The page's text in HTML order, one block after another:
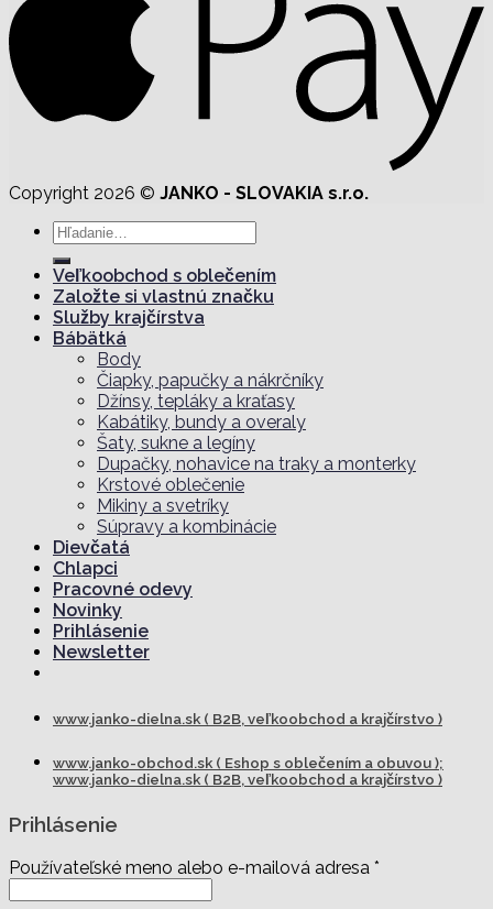
Copyright 2026 © JANKO - SLOVAKIA s.r.o.
Hľadať:
Veľkoobchod s oblečením
Založte si vlastnú značku
Služby krajčírstva
Bábätká
Body
Čiapky, papučky a nákrčníky
Džínsy, tepláky a kraťasy
Kabátiky, bundy a overaly
Šaty, sukne a legíny
Dupačky, nohavice na traky a monterky
Krstové oblečenie
Mikiny a svetríky
Súpravy a kombinácie
Dievčatá
Chlapci
Pracovné odevy
Novinky
Prihlásenie
Newsletter
www.janko-dielna.sk ( B2B, veľkoobchod a krajčírstvo )
www.janko-obchod.sk ( Eshop s oblečením a obuvou );
www.janko-dielna.sk ( B2B, veľkoobchod a krajčírstvo )
Prihlásenie
Používateľské meno alebo e-mailová adresa *